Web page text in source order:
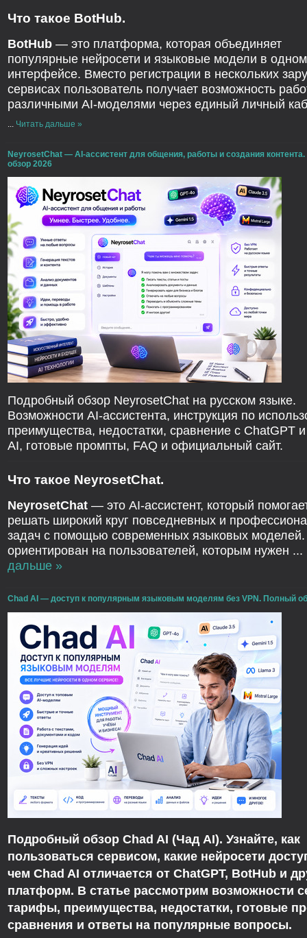
Что такое BotHub.
BotHub — это платформа, которая объединяет
популярные нейросети и языковые модели в одном
интерфейсе. Вместо регистрации в нескольких
сервисах пользователь получает возможность
различными AI-моделями через единый личный
Читать дальше »
NeyrosetChat — AI-ассистент для общения, работы и создания
обзор 2026
Подробный обзор NeyrosetChat на русском языке.
Возможности AI-ассистента, инструкция по
преимущества, недостатки, сравнение с ChatGPT
AI, готовые промпты, FAQ и официальный сайт.
Что такое NeyrosetChat.
NeyrosetChat — это AI-ассистент, который
решать широкий круг повседневных и
задач с помощью современных языковых
ориентирован на пользователей, которым нужен ...
дальше »
Chad AI — доступ к популярным языковым моделям без VPN. Полный
Подробный обзор Chad AI (Чад AI). Узнайте, как
пользоваться сервисом, какие нейросети
чем Chad AI отличается от ChatGPT, BotHub и
платформ. В статье рассмотрим возможности
тарифы, преимущества, недостатки, готовые
сравнения и ответы на популярные вопросы.